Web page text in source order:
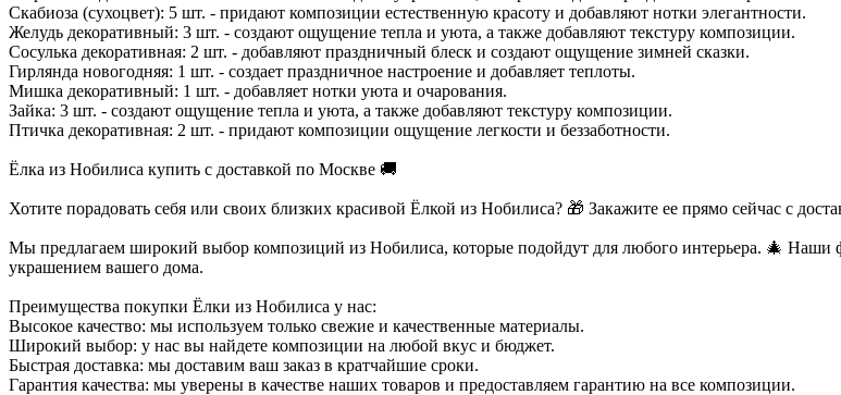
Скабиоза (сухоцвет): 5 шт. - придают композиции естественную красоту и добавляют нотки элегантности.
Желудь декоративный: 3 шт. - создают ощущение тепла и уюта, а также добавляют текстуру композиции.
Сосулька декоративная: 2 шт. - добавляют праздничный блеск и создают ощущение зимней сказки.
Гирлянда новогодняя: 1 шт. - создает праздничное настроение и добавляет теплоты.
Мишка декоративный: 1 шт. - добавляет нотки уюта и очарования.
Зайка: 3 шт. - создают ощущение тепла и уюта, а также добавляют текстуру композиции.
Птичка декоративная: 2 шт. - придают композиции ощущение легкости и беззаботности.
Ёлка из Нобилиса купить с доставкой по Москве 🚚
Хотите порадовать себя или своих близких красивой Ёлкой из Нобилиса? 🎁 Закажите ее прямо сейчас с
Мы предлагаем широкий выбор композиций из Нобилиса, которые подойдут для любого интерьера. 🎄
украшением вашего дома.
Преимущества покупки Ёлки из Нобилиса у нас:
Высокое качество: мы используем только свежие и качественные материалы.
Широкий выбор: у нас вы найдете композиции на любой вкус и бюджет.
Быстрая доставка: мы доставим ваш заказ в кратчайшие сроки.
Гарантия качества: мы уверены в качестве наших товаров и предоставляем гарантию на все композиции.